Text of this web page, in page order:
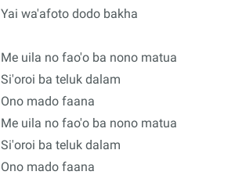
Yai wa'afoto dodo bakha
Me uila no fao'o ba nono matua
Si'oroi ba teluk dalam
Ono mado faana
Me uila no fao'o ba nono matua
Si'oroi ba teluk dalam
Ono mado faana